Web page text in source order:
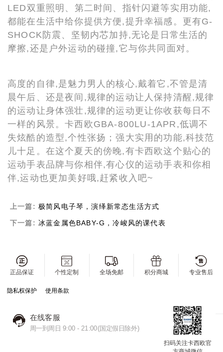
LED双重照明、第二时间、指针闪避等实用功能,
都能在生活中给你提供方便,提升幸福感。更有G-
SHOCK防震、坚韧内芯加持,无论是日常生活的
摩擦,还是户外运动的碰撞,它与你共同面对。
高度的自律,是魅力男人的核心,戴着它,不管是清
晨午后、还是夜间,规律的运动让人保持清醒,规律
的运动让身体强壮,规律的运动更让你收获每日不
一样的风景。卡西欧GBA-800LU-1APR,低调不
失炫酷的造型,个性张扬；强大实用的功能,科技范
儿十足。在这个夏天的傍晚,有卡西欧这个贴心的
运动手表品牌与你相伴,有心仪的运动手表和你相
伴,运动也更加美好哦,赶紧收入吧~
上一篇: 极简风电子琴，演绎新常态生活方式
下一篇: 冰蓝金属色BABY-G，冷峻风的课代表
正品保证 个性定制 全场免邮 积分商城 专业售后
隐私权保护 使用条款
在线客服
周一到周日 9:00 - 21:00(国定假日除外)
扫码关注卡西欧官